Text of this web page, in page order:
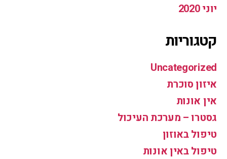
יוני 2020
קטגוריות
Uncategorized
איזון סוכרת
אין אונות
גסטרו – מערכת העיכול
טיפול באוזון
טיפול באין אונות